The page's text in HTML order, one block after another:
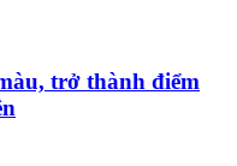
trở thành điểm